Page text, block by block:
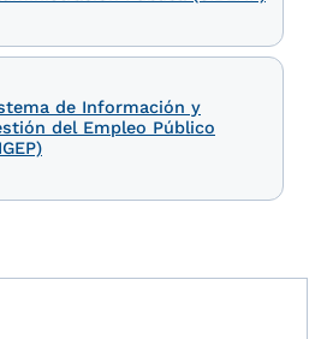
de Información y
del Empleo Público